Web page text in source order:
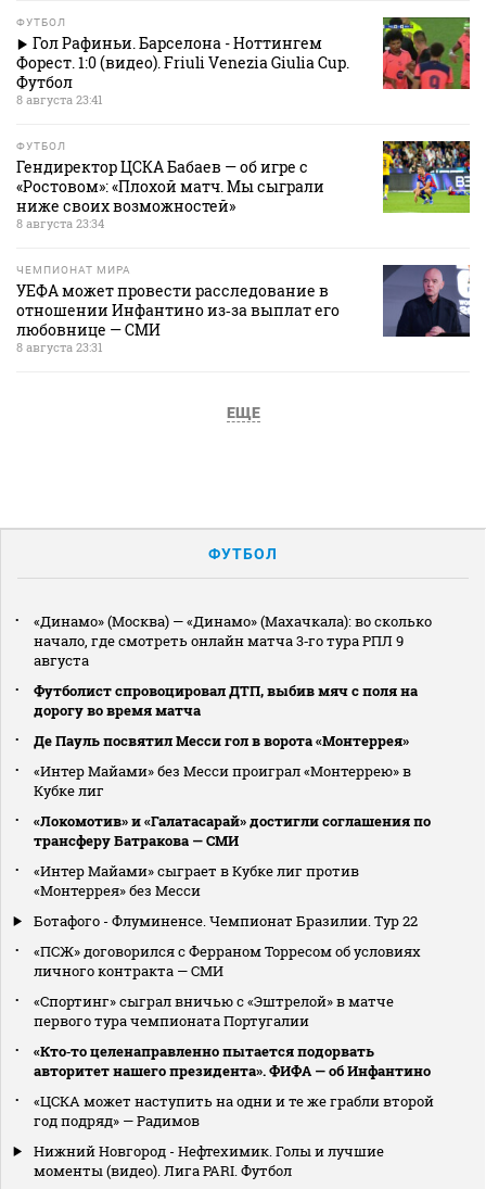
ФУТБОЛ
Гол Рафиньи. Барселона - Ноттингем
Форест. 1:0 (видео). Friuli Venezia Giulia Cup.
Футбол
8 августа 23:41
ФУТБОЛ
Гендиректор ЦСКА Бабаев — об игре с
«Ростовом»: «Плохой матч. Мы сыграли
ниже своих возможностей»
8 августа 23:34
ЧЕМПИОНАТ МИРА
УЕФА может провести расследование в
отношении Инфантино из‑за выплат его
любовнице — СМИ
8 августа 23:31
ЕЩЕ
ФУТБОЛ
«Динамо» (Москва) — «Динамо» (Махачкала): во сколько
начало, где смотреть онлайн матча 3‑го тура РПЛ 9
августа
Футболист спровоцировал ДТП, выбив мяч с поля на
дорогу во время матча
Де Пауль посвятил Месси гол в ворота «Монтеррея»
«Интер Майами» без Месси проиграл «Монтеррею» в
Кубке лиг
«Локомотив» и «Галатасарай» достигли соглашения по
трансферу Батракова — СМИ
«Интер Майами» сыграет в Кубке лиг против
«Монтеррея» без Месси
Ботафого - Флуминенсе. Чемпионат Бразилии. Тур 22
«ПСЖ» договорился с Ферраном Торресом об условиях
личного контракта — СМИ
«Спортинг» сыграл вничью с «Эштрелой» в матче
первого тура чемпионата Португалии
«Кто‑то целенаправленно пытается подорвать
авторитет нашего президента». ФИФА — об Инфантино
«ЦСКА может наступить на одни и те же грабли второй
год подряд» — Радимов
Нижний Новгород - Нефтехимик. Голы и лучшие
моменты (видео). Лига PARI. Футбол